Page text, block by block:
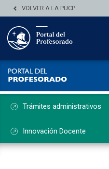
VOLVER A LA PUCP
Trámites administrativos
Innovación Docente